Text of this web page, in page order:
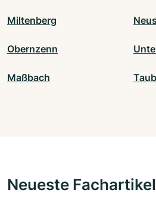
Miltenberg
Obernzenn
Maßbach
Neueste Fachartikel